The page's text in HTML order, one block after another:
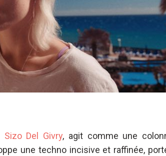
Sizo Del Givry, agit comme une
une techno incisive et raffinée,